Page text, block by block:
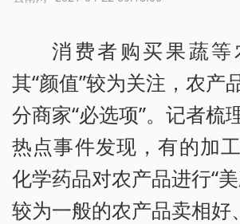
消费者购买果蔬等
其“颜值”较为关注，农产
分商家“必选项”。记者梳
热点事件发现，有的加
化学药品对农产品进行“
较为一般的农产品卖相好